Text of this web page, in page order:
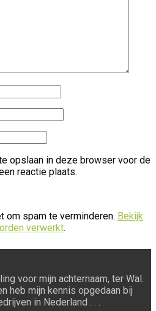
opslaan in deze browser voor de
reactie plaats.
om spam te verminderen. Bekijk
verwerkt.
voor mijn achternaam, ter Wal.
heb mijn kennis opgedaan bij
in Nederland . . .